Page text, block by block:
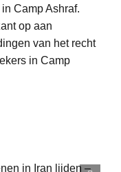
Camp Ashraf.
op aan
van het recht
in Camp